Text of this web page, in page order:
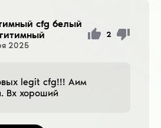
cfg белый
2025
2
legit cfg!!! Аим
Вх хороший